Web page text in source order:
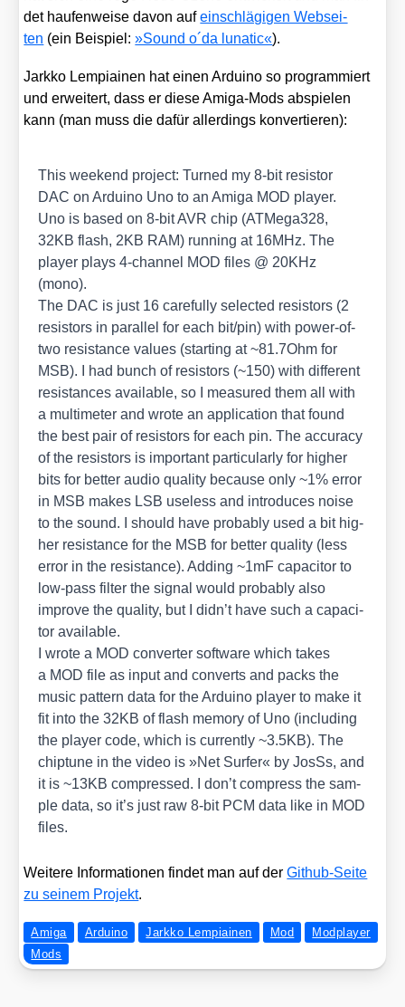
det hau­fen­wei­se davon aufein­schlä­gi­gen Web­sei­
ten (ein Bei­spiel:»Sound o´da luna­tic«).
Jark­ko Lem­pia­i­nen hat einen Ardui­no so pro­gram­miert
und erwei­tert, dass er die­se Ami­ga-Mods abspie­len
kann (man muss die dafür aller­dings kon­ver­tie­ren):
This weekend pro­ject: Tur­ned my 8‑bit resis­tor
DAC on Ardui­no Uno to an Ami­ga MOD play­er.
Uno is based on 8‑bit AVR chip (ATMega328,
32KB flash, 2KB RAM) run­ning at 16MHz. The
play­er plays 4‑channel MOD files @ 20KHz
(mono).
The DAC is just 16 careful­ly sel­ec­ted resis­tors (2
resis­tors in par­al­lel for each bit/​pin) with power-of-
two resis­tance values (start­ing at ~81.7Ohm for
MSB). I had bunch of resis­tors (~150) with dif­fe­rent
resis­tances available, so I mea­su­red them all with
a mul­ti­me­ter and wro­te an appli­ca­ti­on that found
the best pair of resis­tors for each pin. The accu­ra­cy
of the resis­tors is important par­ti­cu­lar­ly for hig­her
bits for bet­ter audio qua­li­ty becau­se only ~1% error
in MSB makes LSB use­l­ess and intro­du­ces noi­se
to the sound. I should have pro­ba­b­ly used a bit hig­
her resis­tance for the MSB for bet­ter qua­li­ty (less
error in the resis­tance). Adding ~1mF capa­ci­tor to
low-pass fil­ter the signal would pro­ba­b­ly also
impro­ve the qua­li­ty, but I did­n’t have such a capa­ci­
tor available.
I wro­te a MOD con­ver­ter soft­ware which takes
a MOD file as input and con­verts and packs the
music pat­tern data for the Ardui­no play­er to make it
fit into the 32KB of flash memo­ry of Uno (inclu­ding
the play­er code, which is curr­ent­ly ~3.5KB). The
chip­tu­ne in the video is »Net Sur­fer« by JosSs, and
it is ~13KB com­pres­sed. I don’t com­press the sam­
ple data, so it’s just raw 8‑bit PCM data like in MOD
files.
Wei­te­re Infor­ma­tio­nen fin­det man auf derGit­hub-Sei­te
zu sei­nem Pro­jekt.
Amiga Arduino Jarkko Lempiainen Mod
Modplayer
Mods